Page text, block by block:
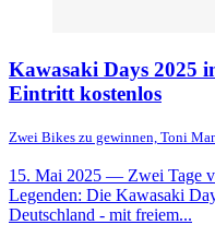
Kawasaki Days 2025
Eintritt kostenlos
Zwei Bikes zu gewinnen, Toni
15. Mai 2025 — Zwei Tage
Legenden: Die Kawasaki
Deutschland - mit freiem...